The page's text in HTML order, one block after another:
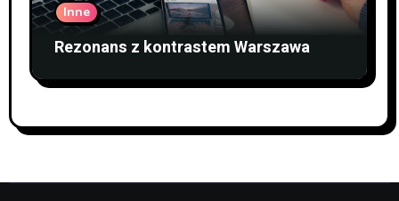
Inne
Rezonans z kontrastem Warszawa